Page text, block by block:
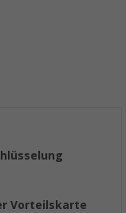
Vorteilskarte